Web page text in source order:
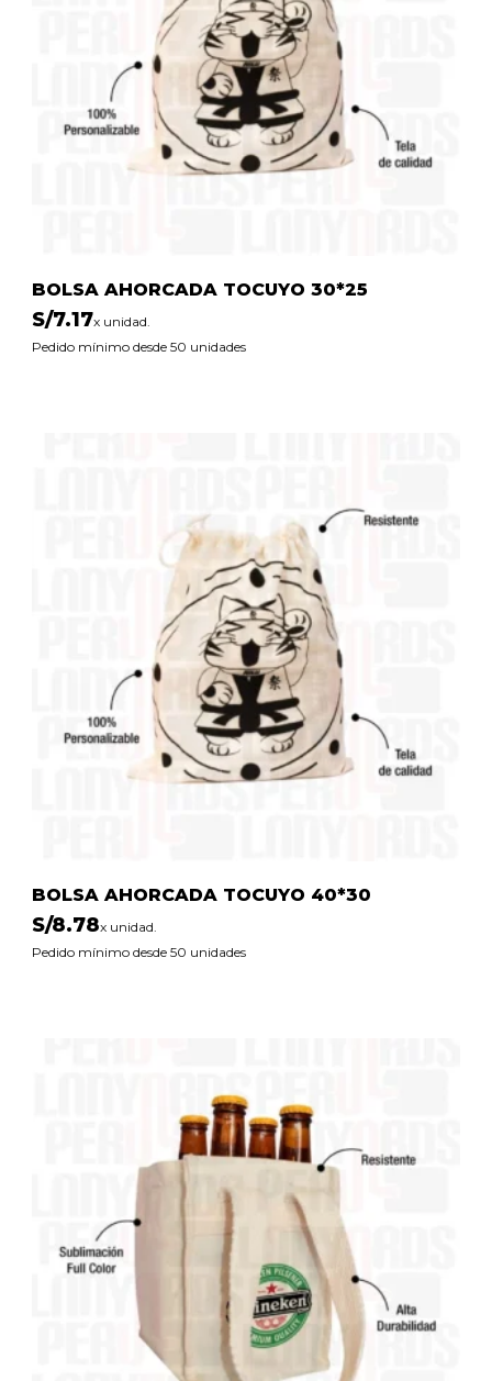
BOLSA AHORCADA TOCUYO 30*25
S/7.17x unidad.
Pedido mínimo desde 50 unidades
BOLSA AHORCADA TOCUYO 40*30
S/8.78x unidad.
Pedido mínimo desde 50 unidades